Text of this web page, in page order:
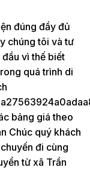
đúng đầy đủ
chúng tôi và tư
vì thế biết
quá trình di
bảng giá theo
Chúc quý khách
đi cùng
từ xã Trần